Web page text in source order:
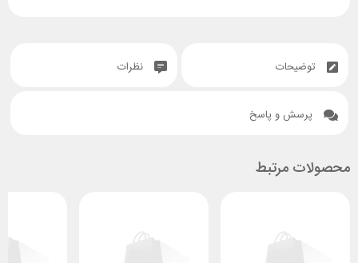
توضیحات نظرات
پرسش و پاسخ
محصولات مرتبط